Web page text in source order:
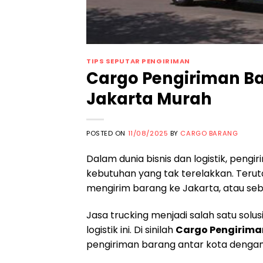
TIPS SEPUTAR PENGIRIMAN
Cargo Pengiriman
Jakarta Murah
POSTED ON 11/08/2025 BY CARGO BARANG
Dalam dunia bisnis dan logistik,
kebutuhan yang tak terelakkan.
mengirim barang ke Jakarta, atau
Jasa trucking menjadi salah satu
logistik ini. Di sinilah Cargo
pengiriman barang antar kota